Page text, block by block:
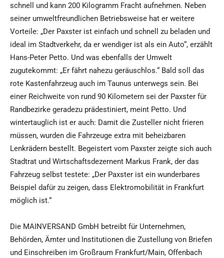
schnell und kann 200 Kilogramm Fracht aufnehmen. Neben
seiner umweltfreundlichen Betriebsweise hat er weitere
Vorteile: „Der Paxster ist einfach und schnell zu beladen und
ideal im Stadtverkehr, da er wendiger ist als ein Auto“, erzählt
Hans-Peter Petto. Und was ebenfalls der Umwelt
zugutekommt: „Er fährt nahezu geräuschlos.“ Bald soll das
rote Kastenfahrzeug auch im Taunus unterwegs sein. Bei
einer Reichweite von rund 90 Kilometern sei der Paxster für
Randbezirke geradezu prädestiniert, meint Petto. Und
wintertauglich ist er auch: Damit die Zusteller nicht frieren
müssen, wurden die Fahrzeuge extra mit beheizbaren
Lenkrädern bestellt. Begeistert vom Paxster zeigte sich auch
Stadtrat und Wirtschaftsdezernent Markus Frank, der das
Fahrzeug selbst testete: „Der Paxster ist ein wunderbares
Beispiel dafür zu zeigen, dass Elektromobilität in Frankfurt
möglich ist.“
Die MAINVERSAND GmbH betreibt für Unternehmen,
Behörden, Ämter und Institutionen die Zustellung von Briefen
und Einschreiben im Großraum Frankfurt/Main, Offenbach